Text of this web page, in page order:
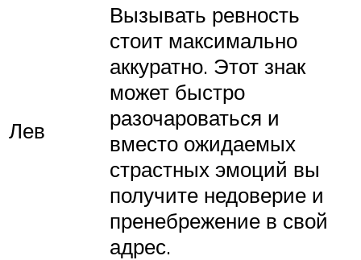
Лев
Вызывать ревность
стоит максимально
аккуратно. Этот знак
может быстро
разочароваться и
вместо ожидаемых
страстных эмоций вы
получите недоверие и
пренебрежение в свой
адрес.